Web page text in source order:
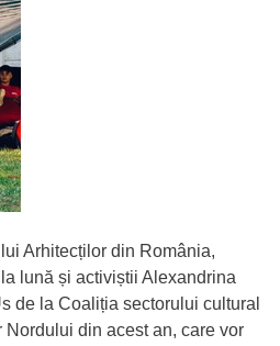
Arhitecților din România,
lună și activiștii Alexandrina
de la Coaliția sectorului cultural
din acest an, care vor